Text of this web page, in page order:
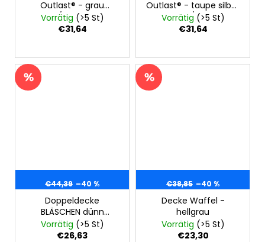
Outlast® - grau
Dinos/honigfarbig
Vorrätig (>5 St)
€31,64
Outlast® - taupe silber
Punkt/braun
Vorrätig (>5 St)
€31,64
€44,39 –40 %
Doppeldecke
BLÄSCHEN dünn
Outlast® -
dunkelblau/grau
Vorrätig (>5 St)
€26,63
€38,85 –40 %
Decke Waffel -
hellgrau
Vorrätig (>5 St)
€23,30